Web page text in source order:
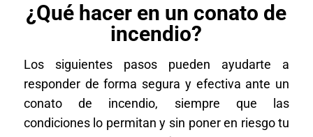
¿Qué hacer en un conato de
incendio?
Los siguientes pasos pueden ayudarte a
responder de forma segura y efectiva ante un
conato de incendio, siempre que las
condiciones lo permitan y sin poner en riesgo tu